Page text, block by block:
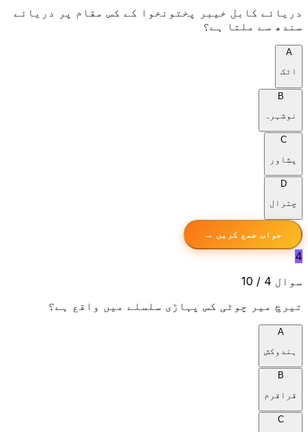
دریائے کابل خیبر پختونخوا کے کس مقام پر دریائے
سندھ سے ملتا ہے؟
A
اٹک
B
نوشہرہ
C
پشاور
D
چترال
جواب جمع کریں →
4
سوال 4 / 10
تیرچ میر چوٹی کس پہاڑی سلسلے میں واقع ہے؟
A
ہندوکش
B
قراقرم
C